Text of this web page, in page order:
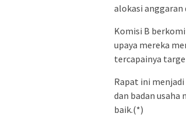
alokasi anggaran
Komisi B
upaya mereka
tercapainya
Rapat ini
dan badan
baik.(*)